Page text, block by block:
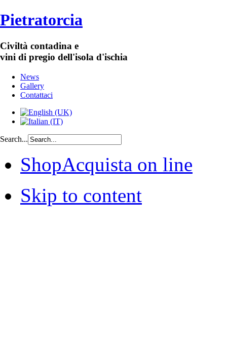
Pietratorcia
Civiltà contadina e
vini di pregio dell'isola d'ischia
News
Gallery
Contattaci
Search...
ShopAcquista on line
Skip to content